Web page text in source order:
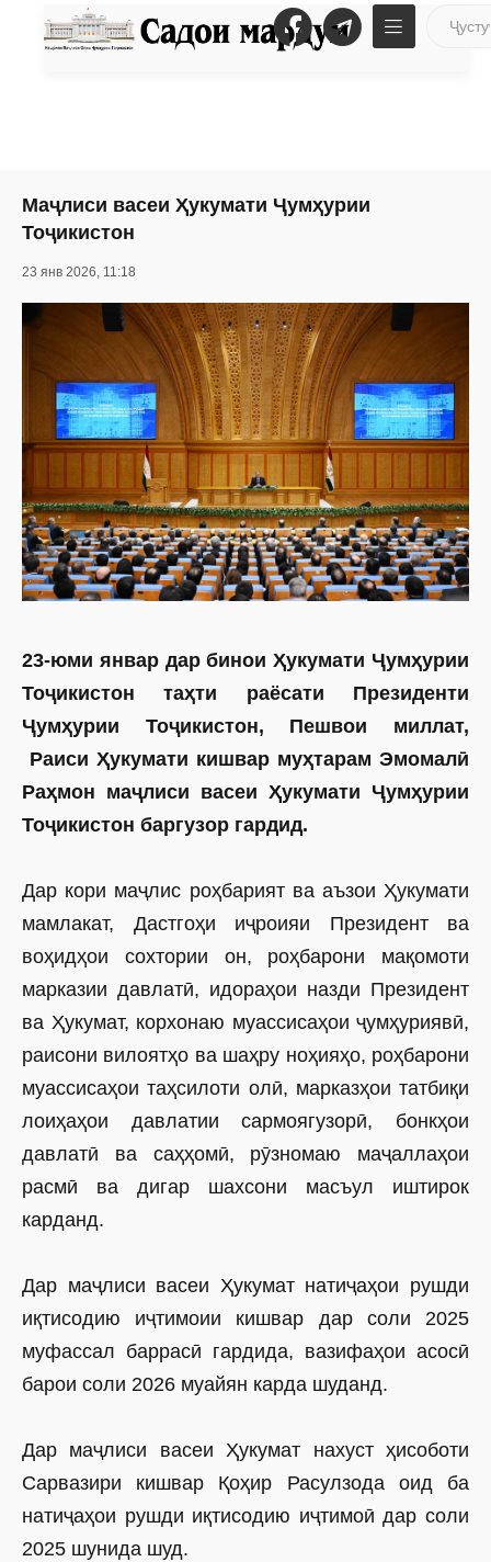
Маҷлиси васеи Ҳукумати Ҷумҳурии
Тоҷикистон
23 янв 2026, 11:18
23-юми январ дар бинои Ҳукумати Ҷумҳурии
Тоҷикистон таҳти раёсати Президенти
Ҷумҳурии Тоҷикистон, Пешвои миллат,
Раиси Ҳукумати кишвар муҳтарам Эмомалӣ
Раҳмон маҷлиси васеи Ҳукумати Ҷумҳурии
Тоҷикистон баргузор гардид.
Дар кори маҷлис роҳбарият ва аъзои Ҳукумати
мамлакат, Дастгоҳи иҷроияи Президент ва
воҳидҳои сохтории он, роҳбарони мақомоти
марказии давлатӣ, идораҳои назди Президент
ва Ҳукумат, корхонаю муассисаҳои ҷумҳуриявӣ,
раисони вилоятҳо ва шаҳру ноҳияҳо, роҳбарони
муассисаҳои таҳсилоти олӣ, марказҳои татбиқи
лоиҳаҳои давлатии сармоягузорӣ, бонкҳои
давлатӣ ва саҳҳомӣ, рӯзномаю маҷаллаҳои
расмӣ ва дигар шахсони масъул иштирок
карданд.
Дар маҷлиси васеи Ҳукумат натиҷаҳои рушди
иқтисодию иҷтимоии кишвар дар соли 2025
муфассал баррасӣ гардида, вазифаҳои асосӣ
барои соли 2026 муайян карда шуданд.
Дар маҷлиси васеи Ҳукумат нахуст ҳисоботи
Сарвазири кишвар Қоҳир Расулзода оид ба
натиҷаҳои рушди иқтисодию иҷтимоӣ дар соли
2025 шунида шуд.